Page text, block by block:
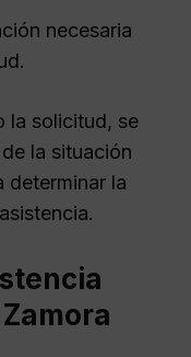
necesaria
la solicitud, se
la situación
determinar la